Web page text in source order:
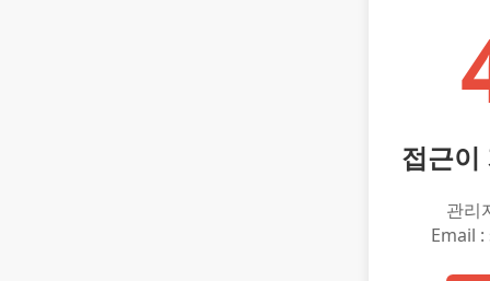
접근이
관리
Email